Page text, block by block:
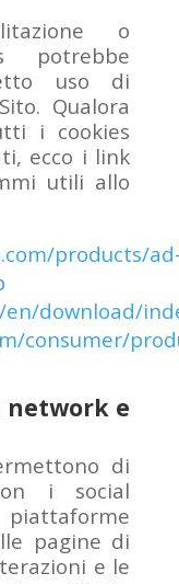
o
potrebbe
uso di
Qualora
i cookies
ecco i link
utili allo
m/products/
download/
consumer/
network e
di
i social
pagine di
e le